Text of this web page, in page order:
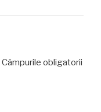
Câmpurile obligatorii